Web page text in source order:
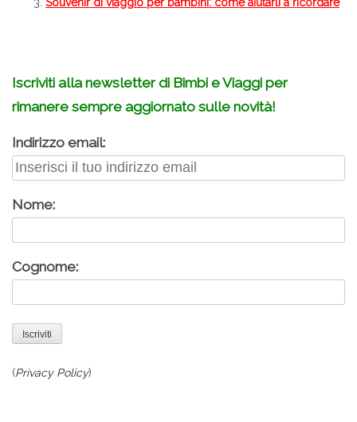
Iscriviti alla newsletter di Bimbi e Viaggi per
rimanere sempre aggiornato sulle novità!
Indirizzo email:
Nome:
Cognome:
(Privacy Policy)